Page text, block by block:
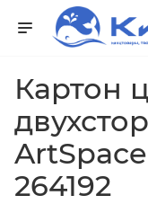
Картон
264192